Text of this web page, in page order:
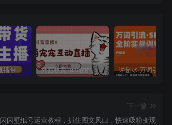
二占说直播·直播带货主播运营课程，主播运营二合一实操课 外面收费1980的抖音萌宠宠直播项目，可虚拟人直播，抖音报白，实时互动直播【软件+详细教程】
下一篇
闪闪壁纸号运营教程，抓住图文风口，快速吸粉变现